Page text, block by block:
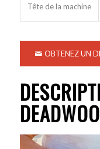
Tête de la machine
OBTENEZ UN